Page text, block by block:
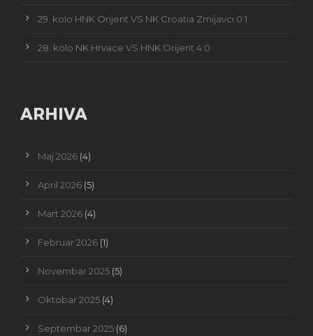
29. kolo HNK Orijent VS NK Croatia Zmijavci 0:1
28. kolo NK Hrvace VS HNK Orijent 4:0
ARHIVA
Maj 2026 (4)
April 2026 (5)
Mart 2026 (4)
Februar 2026 (1)
Novembar 2025 (5)
Oktobar 2025 (4)
Septembar 2025 (6)